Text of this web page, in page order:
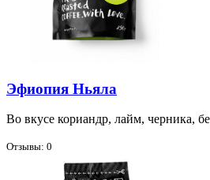
Эфиопия Ньяла
Во вку­се ко­ри­андр, лайм, чер­ни­ка,
Отзывы: 0